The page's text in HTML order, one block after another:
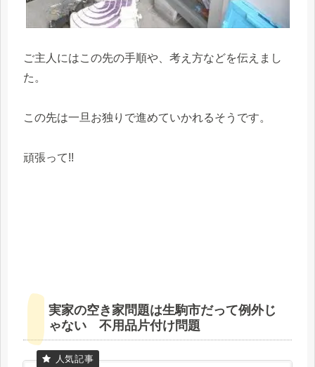
ご主人にはこの先の手順や、考え方などを伝えまし
た。
この先は一旦お独りで進めていかれるそうです。
頑張って!!
実家の空き家問題は生駒市だって例外じ
ゃない 不用品片付け問題